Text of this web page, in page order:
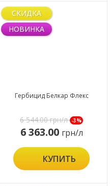
СКИДКА
НОВИНКА
Гербицид Белкар Флекс
6 544.00грн/л -3%
6 363.00 грн/л
КУПИТЬ